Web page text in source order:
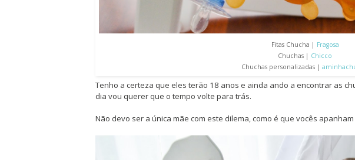
Fitas Chucha | Fragosa
Chuchas | Chicco
Chuchas personalizadas |
Tenho a certeza que eles terão 18 anos e ainda ando a encontrar as
dia vou querer que o tempo volte para trás.
Não devo ser a única mãe com este dilema, como é que vocês